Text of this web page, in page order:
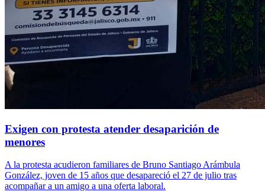
Exigen con protesta atender desaparición de
menores
A la protesta acudieron familiares de Bruno Santiago Arámbula
González, joven de 15 años que desapareció el 27 de julio tras
acompañar a un amigo a una oferta laboral.